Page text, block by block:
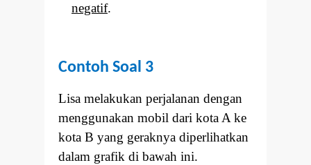
negatif.
Contoh Soal 3
Lisa melakukan perjalanan dengan
menggunakan mobil dari kota A ke
kota B yang geraknya diperlihatkan
dalam grafik di bawah ini.